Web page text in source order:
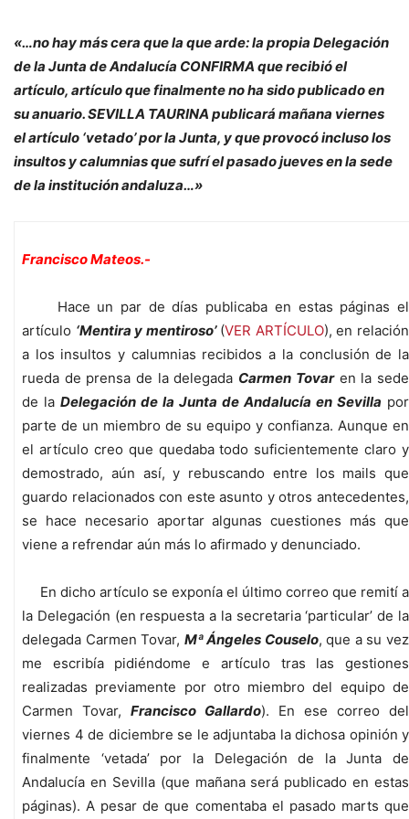
«…no hay más cera que la que arde: la propia Delegación
de la Junta de Andalucía CONFIRMA que recibió el
artículo, artículo que finalmente no ha sido publicado en
su anuario. SEVILLA TAURINA publicará mañana viernes
el artículo ‘vetado’ por la Junta, y que provocó incluso los
insultos y calumnias que sufrí el pasado jueves en la sede
de la institución andaluza…»
Francisco Mateos.-
Hace un par de días publicaba en estas páginas el
artículo ‘Mentira y mentiroso’(VER ARTÍCULO), en relación
a los insultos y calumnias recibidos a la conclusión de la
rueda de prensa de la delegada Carmen Tovaren la sede
de la Delegación de la Junta de Andalucía en Sevilla por
parte de un miembro de su equipo y confianza. Aunque en
el artículo creo que quedaba todo suficientemente claro y
demostrado, aún así, y rebuscando entre los mails que
guardo relacionados con este asunto y otros antecedentes,
se hace necesario aportar algunas cuestiones más que
viene a refrendar aún más lo afirmado y denunciado.
En dicho artículo se exponía el último correo que remití a
la Delegación (en respuesta a la secretaria ‘particular’ de la
delegada Carmen Tovar, Mª Ángeles Couselo, que a su vez
me escribía pidiéndome e artículo tras las gestiones
realizadas previamente por otro miembro del equipo de
Carmen Tovar, Francisco Gallardo). En ese correo del
viernes 4 de diciembre se le adjuntaba la dichosa opinión y
finalmente ‘vetada’ por la Delegación de la Junta de
Andalucía en Sevilla (que mañana será publicado en estas
páginas). A pesar de que comentaba el pasado marts que